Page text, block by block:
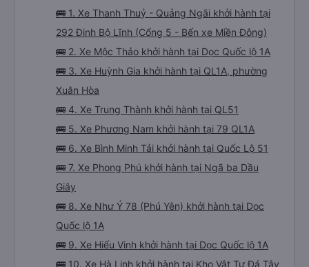
🚌 1. Xe Thanh Thuỷ - Quảng Ngãi khởi hành tại
292 Đinh Bộ Lĩnh (Cổng 5 - Bến xe Miền Đông)
🚌 2. Xe Mộc Thảo khởi hành tại Dọc Quốc lộ 1A
🚌 3. Xe Huỳnh Gia khởi hành tại QL1A, phường
Xuân Hòa
🚌 4. Xe Trung Thành khởi hành tại QL51
🚌 5. Xe Phương Nam khởi hành tại 79 QL1A
🚌 6. Xe Bình Minh Tải khởi hành tại Quốc Lộ 51
🚌 7. Xe Phong Phú khởi hành tại Ngã ba Dầu
Giây
🚌 8. Xe Như Ý 78 (Phú Yên) khởi hành tại Dọc
Quốc lộ 1A
🚌 9. Xe Hiếu Vinh khởi hành tại Dọc Quốc lộ 1A
🚌 10. Xe Hà Linh khởi hành tại Kho Vật Tư Đá Tây